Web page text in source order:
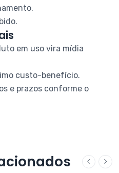
em uso vira mídia
custo-benefício.
e prazos conforme o